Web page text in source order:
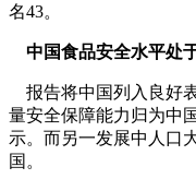
名43。
中国食品安全水平处
报告将中国列入良好表
量安全保障能力归为中
示。而另一发展中人口
国。